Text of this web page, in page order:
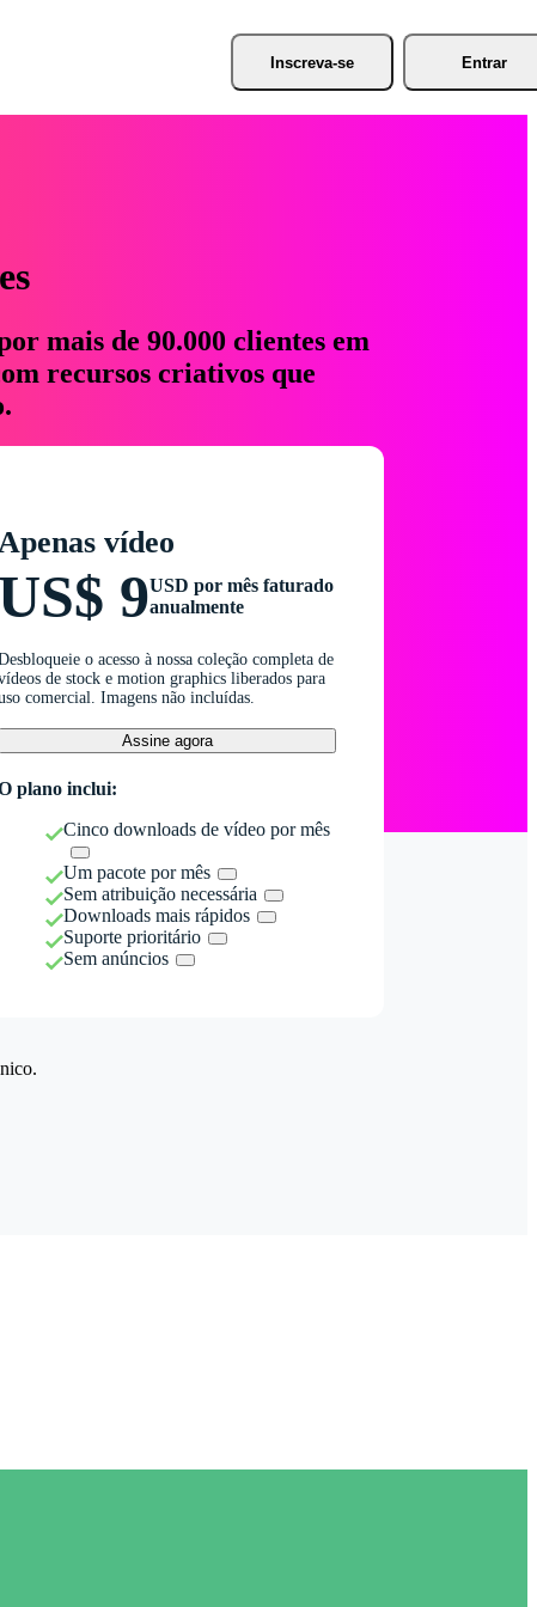
Inscreva-se Entrar
mais de 90.000 clientes em
recursos criativos que
Apenas vídeo
US$ 9USD por mês faturado
anualmente
o acesso à nossa coleção completa de
de stock e motion graphics liberados para
comercial. Imagens não incluídas.
Assine agora
plano inclui:
Cinco downloads de vídeo por mês
Um pacote por mês
Sem atribuição necessária
Downloads mais rápidos
Suporte prioritário
Sem anúncios